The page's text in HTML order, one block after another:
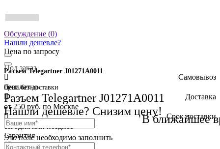
Обсуждение (0)
Разъем Telegartner J01271A0011
Цена без доставки
Разъем Telegartner J01271A0011
Нашли дешевле? Снизим цену!
Это поле необходимо заполнить
Нашли дешевле?
В ближайшее
Цена по запросу
Под заказ
Самовывоз
бесплатно
Доставка
от 250 руб. по Москве
Cрок доставки
сегодня или позднее
Гарантия
12 месяца